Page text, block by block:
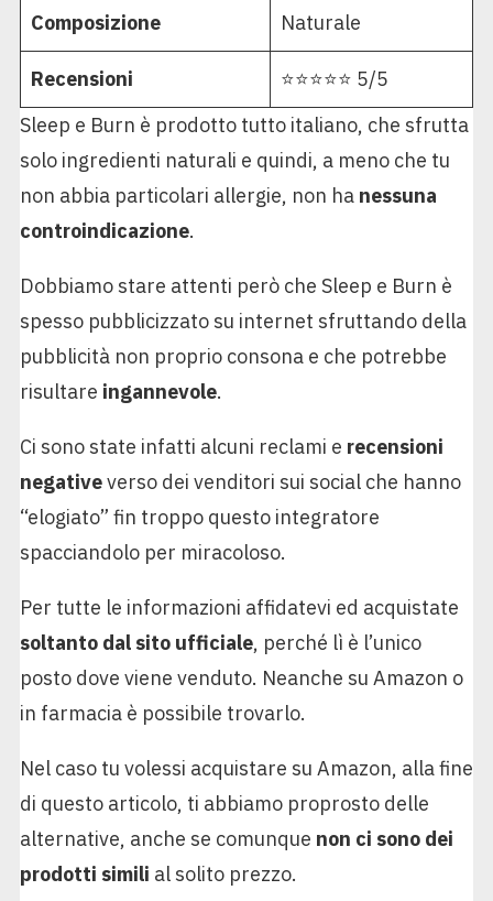
Composizione Naturale
Recensioni
⭐⭐⭐⭐⭐ 5/5
Sleep e Burn è prodotto tutto italiano, che sfrutta
solo ingredienti naturali e quindi, a meno che tu
non abbia particolari allergie, non ha nessuna
controindicazione.
Dobbiamo stare attenti però che Sleep e Burn è
spesso pubblicizzato su internet sfruttando della
pubblicità non proprio consona e che potrebbe
risultare ingannevole.
Ci sono state infatti alcuni reclami e recensioni
negativeverso dei venditori sui social che hanno
“elogiato” fin troppo questo integratore
spacciandolo per miracoloso.
Per tutte le informazioni affidatevi ed acquistate
soltanto dal sito ufficiale, perché lì è l’unico
posto dove viene venduto. Neanche su Amazon o
in farmacia è possibile trovarlo.
Nel caso tu volessi acquistare su Amazon, alla fine
di questo articolo, ti abbiamo proprosto delle
alternative, anche se comunque non ci sono dei
prodotti simili al solito prezzo.